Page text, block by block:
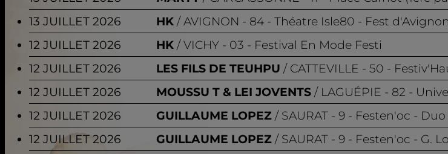
13 JUILLET 2026
HK AVIGNON - 84 - Théatre Isle80 - Fest
12 JUILLET 2026
HK VICHY - 03 - Festival En Mode Festi
12 JUILLET 2026
LES FILS DE TEUHPU CATTEVILLE - 50 -
12 JUILLET 2026
MOUSSU T & LEI JOVENTS LAGUÉPIE - 82 -
12 JUILLET 2026
GUILLAUME LOPEZ SAURAT - 9 - Festen'oc -
12 JUILLET 2026
GUILLAUME LOPEZ SAURAT - 9 - Festen'oc - G.